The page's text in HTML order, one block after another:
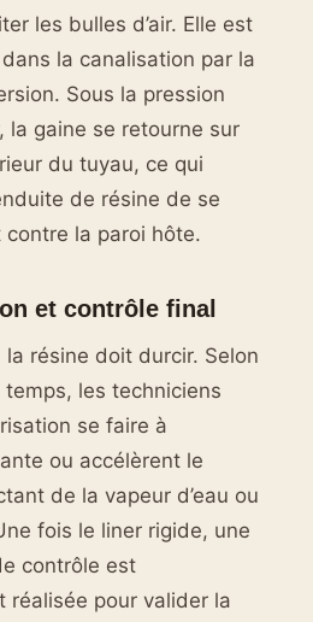
les bulles d’air. Elle est
la canalisation par la
Sous la pression
la gaine se retourne sur
du tuyau, ce qui
de résine de se
la paroi hôte.
et contrôle final
résine doit durcir. Selon
les techniciens
se faire à
ou accélèrent le
de la vapeur d’eau ou
fois le liner rigide, une
contrôle est
réalisée pour valider la